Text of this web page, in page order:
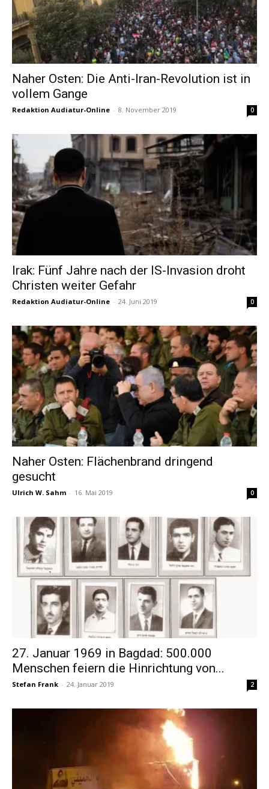
Naher Osten: Die Anti-Iran-Revolution ist in
vollem Gange
Redaktion Audiatur-Online - 8. November 2019 0
Irak: Fünf Jahre nach der IS-Invasion droht
Christen weiter Gefahr
Redaktion Audiatur-Online - 24. Juni 2019 0
Naher Osten: Flächenbrand dringend
gesucht
Ulrich W. Sahm - 16. Mai 2019 0
27. Januar 1969 in Bagdad: 500.000
Menschen feiern die Hinrichtung von...
Stefan Frank - 24. Januar 2019 2